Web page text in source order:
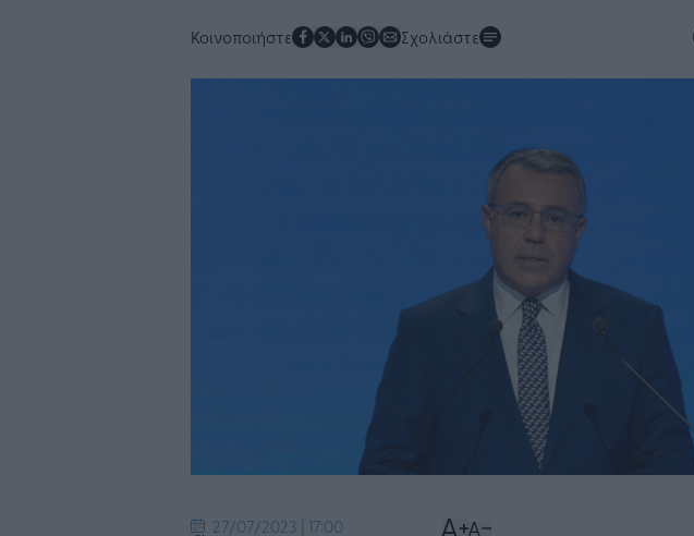
Κοινοποιήστε Σχολιάστε
27/07/2023 | 17:00